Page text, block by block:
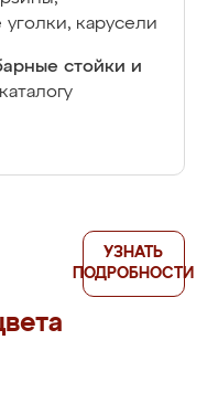
карусели
стойки и
УЗНАТЬ
ПОДРОБНОСТИ